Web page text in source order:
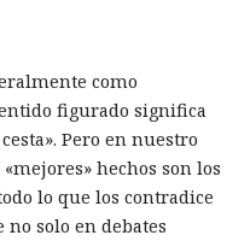
como
figurado significa
Pero en nuestro
hechos son los
lo que los contradice
no solo en debates